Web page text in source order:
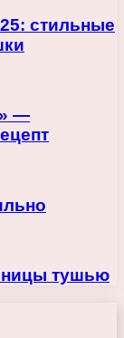
стильные
—
тушью